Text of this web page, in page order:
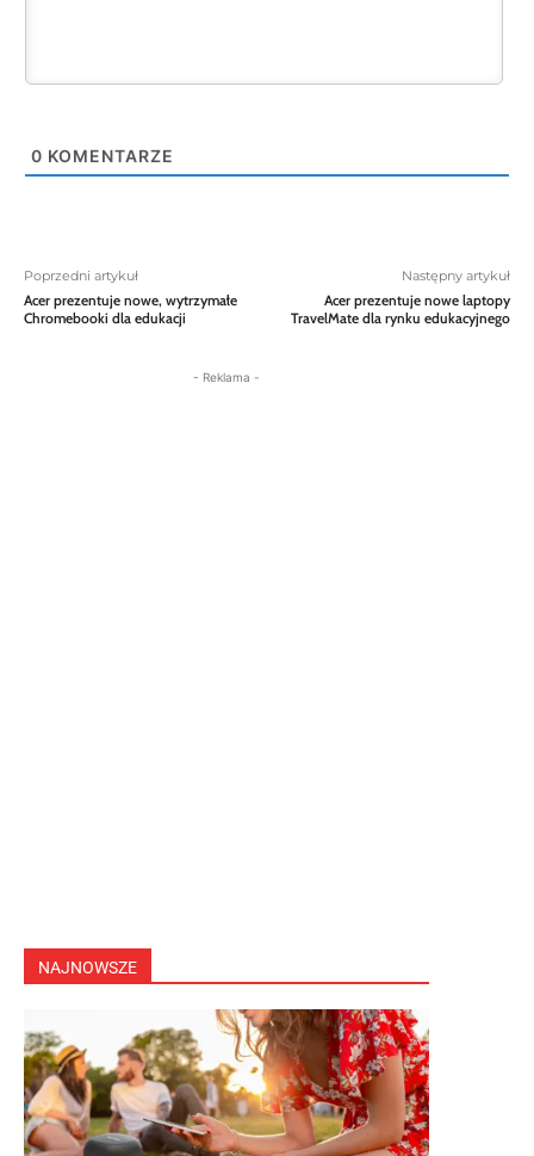
0 KOMENTARZE
Poprzedni artykuł
Acer prezentuje nowe, wytrzymałe
Chromebooki dla edukacji
Następny artykuł
Acer prezentuje nowe laptopy
TravelMate dla rynku edukacyjnego
- Reklama -
NAJNOWSZE